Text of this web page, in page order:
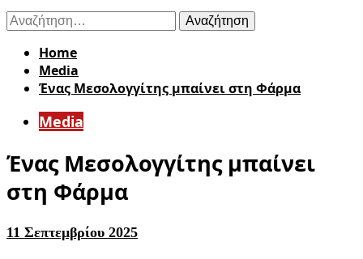
Αναζήτηση
για:
Home
Media
Ένας Μεσολογγίτης μπαίνει στη Φάρμα
Media
Ένας Μεσολογγίτης μπαίνει
στη Φάρμα
11 Σεπτεμβρίου 2025